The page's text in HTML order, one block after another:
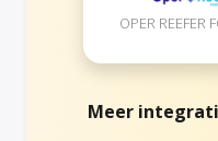
OPER REEFER
Meer